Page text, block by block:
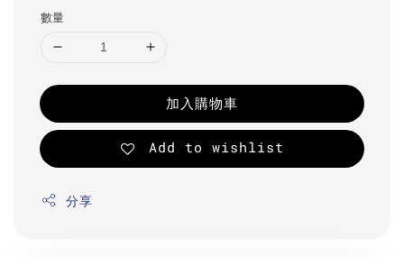
數量
加入購物車
Add to wishlist
分享